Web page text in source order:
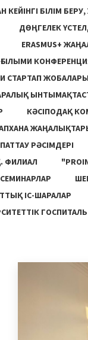
КЕЙІНГІ БІЛІМ
ДӨҢГЕЛЕК
ERASMUS+
ҒЫЛЫМИ
СТАРТАП ЖОБАЛАРЫ
КӘСІПОДАҚ
РӘСІМДЕРІ
ФИЛИАЛ
СЕМИНАРЛАР
ІС-ШАРАЛАР
ГОСПИТАЛЬ